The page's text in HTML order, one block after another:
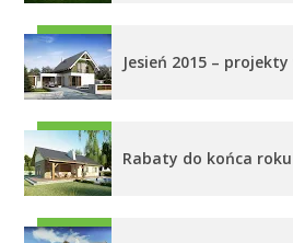
Jesień 2015 –
Rabaty do końca roku